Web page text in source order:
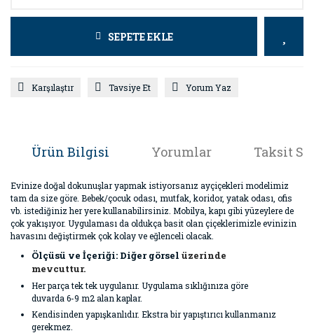
SEPETE EKLE
Karşılaştır Tavsiye Et Yorum Yaz
Ürün Bilgisi Yorumlar Taksit
Evinize doğal dokunuşlar yapmak istiyorsanız ayçiçekleri modelimiz
tam da size göre. Bebek/çocuk odası, mutfak, koridor, yatak odası, ofis
vb. istediğiniz her yere kullanabilirsiniz. Mobilya, kapı gibi yüzeylere de
çok yakışıyor. Uygulaması da oldukça basit olan çiçeklerimizle evinizin
havasını değiştirmek çok kolay ve eğlenceli olacak.
Ölçüsü ve İçeriği: Diğer görsel üzerinde
mevcuttur.
Her parça tek tek uygulanır. Uygulama sıklığınıza göre
duvarda 6-9 m2 alan kaplar.
Kendisinden yapışkanlıdır. Ekstra bir yapıştırıcı kullanmanız
gerekmez.